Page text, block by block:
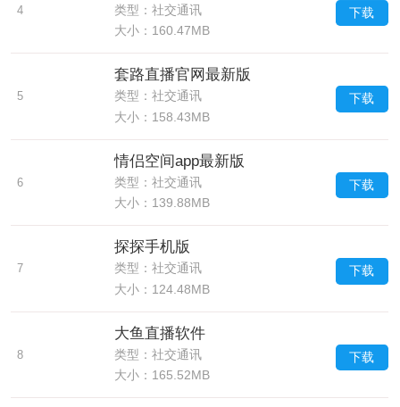
4
类型：社交通讯
大小：160.47MB
下载
5
套路直播官网最新版
类型：社交通讯
大小：158.43MB
下载
6
情侣空间app最新版
类型：社交通讯
大小：139.88MB
下载
7
探探手机版
类型：社交通讯
大小：124.48MB
下载
8
大鱼直播软件
类型：社交通讯
大小：165.52MB
下载